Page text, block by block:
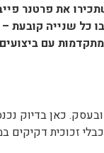
את פרטנר
כל שנייה קובעת –
עם
כאן בדיוק
זכוכית דקיקים